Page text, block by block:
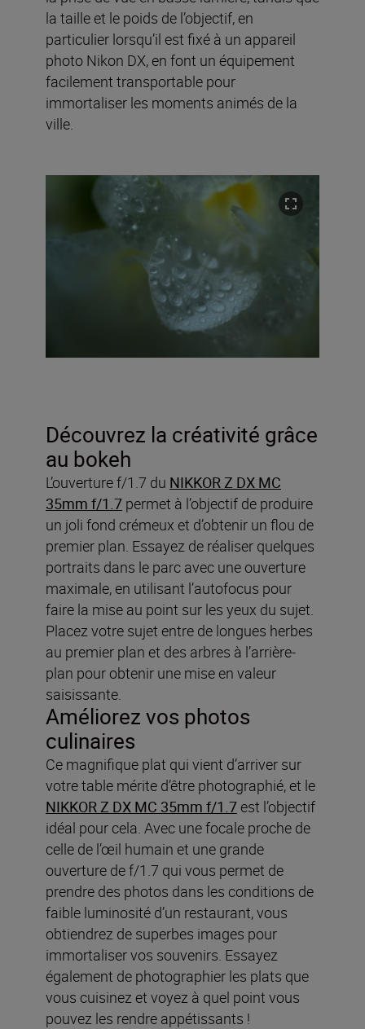
la taille et le poids de l’objectif, en
particulier lorsqu’il est fixé à un appareil
photo Nikon DX, en font un équipement
facilement transportable pour
immortaliser les moments animés de la
ville.
Découvrez la créativité grâce
au bokeh
L’ouverture f/1.7 du NIKKOR Z DX MC
35mm f/1.7 permet à l’objectif de produire
un joli fond crémeux et d’obtenir un flou de
premier plan. Essayez de réaliser quelques
portraits dans le parc avec une ouverture
maximale, en utilisant l’autofocus pour
faire la mise au point sur les yeux du sujet.
Placez votre sujet entre de longues herbes
au premier plan et des arbres à l’arrière-
plan pour obtenir une mise en valeur
saisissante.
Améliorez vos photos
culinaires
Ce magnifique plat qui vient d’arriver sur
votre table mérite d’être photographié, et le
NIKKOR Z DX MC 35mm f/1.7 est l’objectif
idéal pour cela. Avec une focale proche de
celle de l’œil humain et une grande
ouverture de f/1.7 qui vous permet de
prendre des photos dans les conditions de
faible luminosité d’un restaurant, vous
obtiendrez de superbes images pour
immortaliser vos souvenirs. Essayez
également de photographier les plats que
vous cuisinez et voyez à quel point vous
pouvez les rendre appétissants !